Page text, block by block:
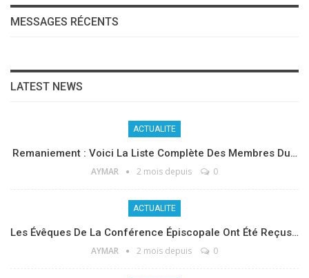
MESSAGES RÉCENTS
LATEST NEWS
ACTUALITE
Remaniement : Voici La Liste Complète Des Membres Du…
AYMAR 2 mois depuis 0
ACTUALITE
Les Évêques De La Conférence Épiscopale Ont Été Reçus…
AYMAR 2 mois depuis 0